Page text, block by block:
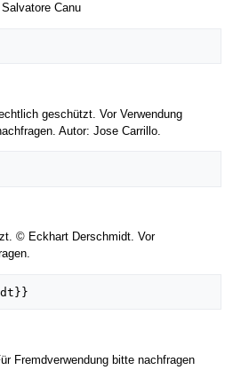
Canu
geschützt. Vor Verwendung
Autor: Jose Carrillo.
© Eckhart Derschmidt. Vor
Fremdverwendung bitte nachfragen